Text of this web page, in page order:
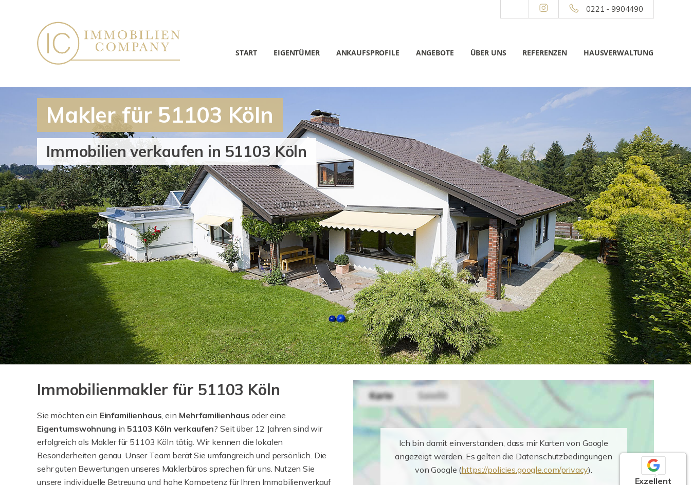
0221 - 9904490
START EIGENTÜMER ANKAUFSPROFILE ANGEBOTE ÜBER UNS REFERENZEN HAUSVERWALTUNG
Makler für 51103 Köln
Immobilien verkaufen in 51103 Köln
Immobilienmakler für 51103 Köln
Sie möchten ein Einfamilienhaus, ein Mehrfamilienhaus oder eine
Eigentumswohnung in 51103 Köln verkaufen? Seit über 12 Jahren sind wir
erfolgreich als Makler für 51103 Köln tätig. Wir kennen die lokalen
Besonderheiten genau. Unser Team berät Sie umfangreich und persönlich. Die
sehr guten Bewertungen unseres Maklerbüros sprechen für uns. Nutzen Sie
unsere individuelle Betreuung und hohe Kompetenz für Ihren Immobilienverkauf
Ich bin damit einverstanden, dass mir Karten von Google
angezeigt werden. Es gelten die Datenschutzbedingungen
von Google (https://policies.google.com/privacy).
Exzellent